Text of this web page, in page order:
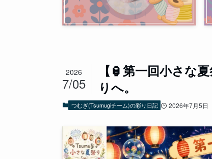
【🏮第一回小さな
りへ。
2026
7/05
つむぎ(Tsumugiチーム)の彩り日記 2026年7月5日